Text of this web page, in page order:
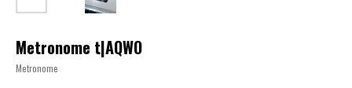
Metronome t|AQWO
Metronome